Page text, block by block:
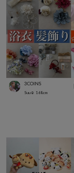
3COINS
Suu☺︎ 168cm